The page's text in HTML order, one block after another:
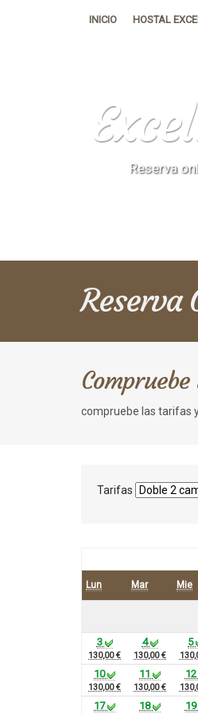
INICIO HOSTAL
Reserva
Reserva
compruebe las tarifas
Tarifas
Lun Mar Mie
3
130,00 €
4
130,00 €
5
10
130,00 €
11
130,00 €
12
17 18 19